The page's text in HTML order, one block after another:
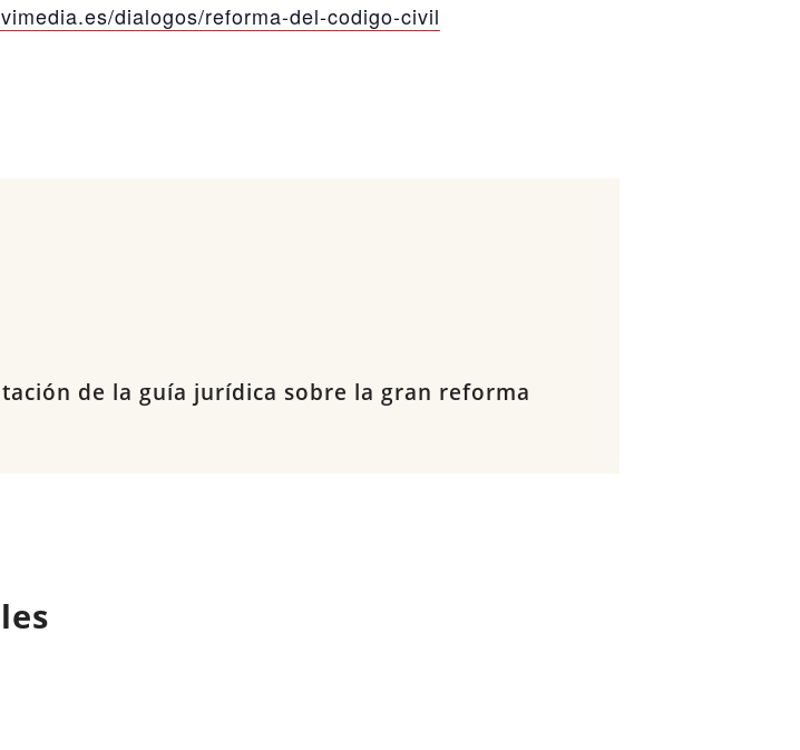
dialogos/reforma-del-codigo-civil
de la guía jurídica sobre la gran reforma